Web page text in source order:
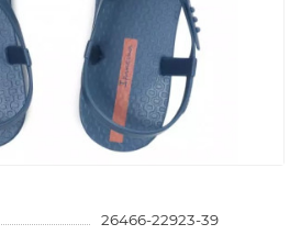
26466-22923-39